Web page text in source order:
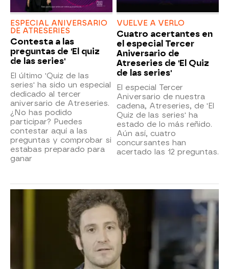
ESPECIAL ANIVERSARIO
DE ATRESERIES
Contesta a las
preguntas de 'El quiz
de las series'
El último 'Quiz de las
series' ha sido un especial
dedicado al tercer
aniversario de Atreseries.
¿No has podido
participar? Puedes
contestar aquí a las
preguntas y comprobar si
estabas preparado para
ganar
VUELVE A VERLO
Cuatro acertantes en
el especial Tercer
Aniversario de
Atreseries de 'El Quiz
de las series'
El especial Tercer
Aniversario de nuestra
cadena, Atreseries, de 'El
Quiz de las series' ha
estado de lo más reñido.
Aún así, cuatro
concursantes han
acertado las 12 preguntas.